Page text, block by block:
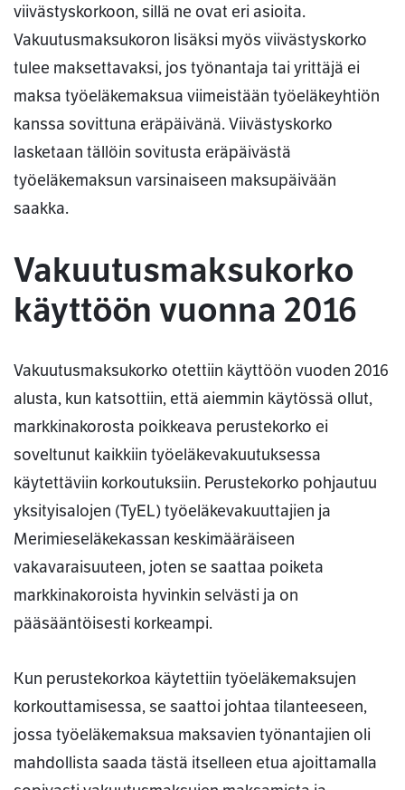
viivästyskorkoon, sillä ne ovat eri asioita.
Vakuutusmaksukoron lisäksi myös viivästyskorko
tulee maksettavaksi, jos työnantaja tai yrittäjä ei
maksa työeläkemaksua viimeistään työeläkeyhtiön
kanssa sovittuna eräpäivänä. Viivästyskorko
lasketaan tällöin sovitusta eräpäivästä
työeläkemaksun varsinaiseen maksupäivään
saakka.
Vakuutusmaksukorko
käyttöön vuonna 2016
Vakuutusmaksukorko otettiin käyttöön vuoden 2016
alusta, kun katsottiin, että aiemmin käytössä ollut,
markkinakorosta poikkeava perustekorko ei
soveltunut kaikkiin työeläkevakuutuksessa
käytettäviin korkoutuksiin. Perustekorko pohjautuu
yksityisalojen (TyEL) työeläkevakuuttajien ja
Merimieseläkekassan keskimääräiseen
vakavaraisuuteen, joten se saattaa poiketa
markkinakoroista hyvinkin selvästi ja on
pääsääntöisesti korkeampi.
Kun perustekorkoa käytettiin työeläkemaksujen
korkouttamisessa, se saattoi johtaa tilanteeseen,
jossa työeläkemaksua maksavien työnantajien oli
mahdollista saada tästä itselleen etua ajoittamalla